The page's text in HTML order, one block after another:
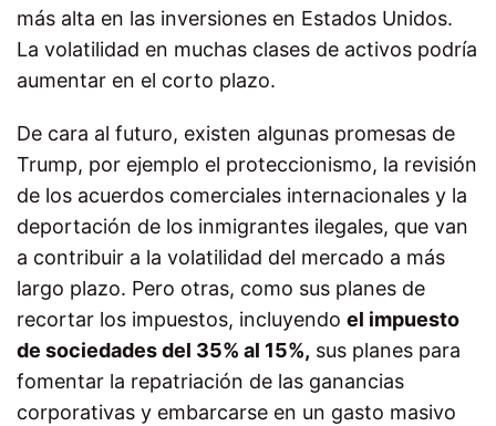
más alta en las inversiones en Estados Unidos.
La volatilidad en muchas clases de activos podría
aumentar en el corto plazo.
De cara al futuro, existen algunas promesas de
Trump, por ejemplo el proteccionismo, la revisión
de los acuerdos comerciales internacionales y la
deportación de los inmigrantes ilegales, que van
a contribuir a la volatilidad del mercado a más
largo plazo. Pero otras, como sus planes de
recortar los impuestos, incluyendo el impuesto
de sociedades del 35% al 15%, sus planes para
fomentar la repatriación de las ganancias
corporativas y embarcarse en un gasto masivo